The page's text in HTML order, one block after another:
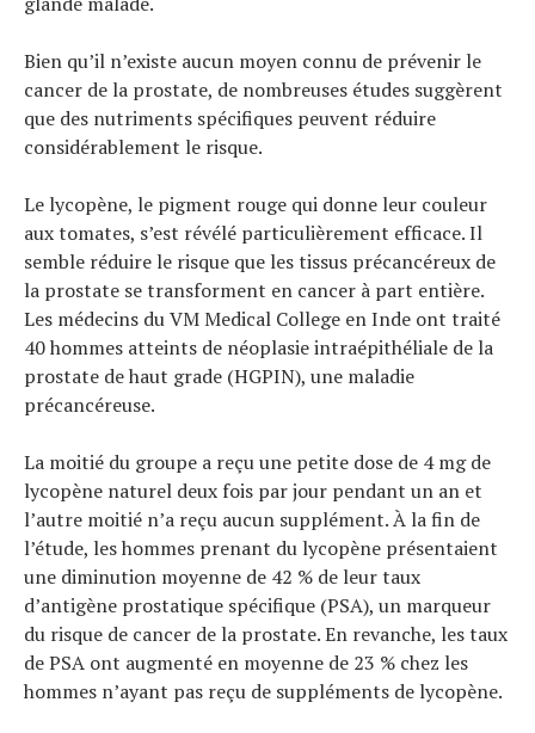
Bien qu’il n’existe aucun moyen connu de prévenir le
cancer de la prostate, de nombreuses études suggèrent
que des nutriments spécifiques peuvent réduire
considérablement le risque.
Le lycopène, le pigment rouge qui donne leur couleur
aux tomates, s’est révélé particulièrement efficace. Il
semble réduire le risque que les tissus précancéreux de
la prostate se transforment en cancer à part entière.
Les médecins du VM Medical College en Inde ont traité
40 hommes atteints de néoplasie intraépithéliale de la
prostate de haut grade (HGPIN), une maladie
précancéreuse.
La moitié du groupe a reçu une petite dose de 4 mg de
lycopène naturel deux fois par jour pendant un an et
l’autre moitié n’a reçu aucun supplément. À la fin de
l’étude, les hommes prenant du lycopène présentaient
une diminution moyenne de 42 % de leur taux
d’antigène prostatique spécifique (PSA), un marqueur
du risque de cancer de la prostate. En revanche, les taux
de PSA ont augmenté en moyenne de 23 % chez les
hommes n’ayant pas reçu de suppléments de lycopène.